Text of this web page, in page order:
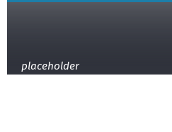
placeholder